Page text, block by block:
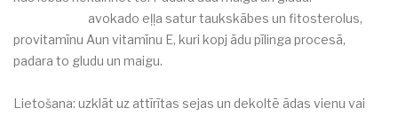
avokado eļļa satur taukskābes un fitosterolus,
provitamīnu Aun vitamīnu E, kuri kopj ādu pīlinga procesā,
padara to gludu un maigu.
Lietošana: uzklāt uz attīrītas sejas un dekoltē ādas vienu vai